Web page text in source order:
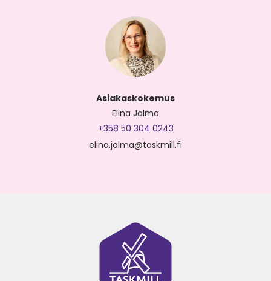
Asiakaskokemus
Elina Jolma
+358 50 304 0243
elina.jolma@taskmill.fi